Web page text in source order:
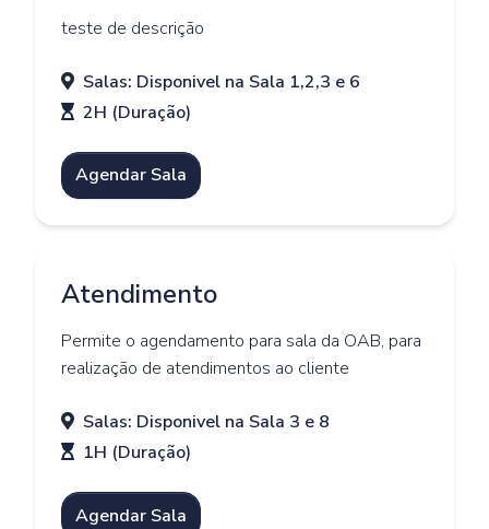
teste de descrição
Salas: Disponivel na Sala 1,2,3 e 6
2H (Duração)
Agendar Sala
Atendimento
Permite o agendamento para sala da OAB, para
realização de atendimentos ao cliente
Salas: Disponivel na Sala 3 e 8
1H (Duração)
Agendar Sala